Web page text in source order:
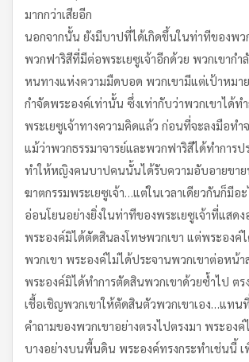
มากกว่าเสียอีก
นอกจากนั้น ยังมีบาปที่ได้เกิดขึ้นในท่าทีของพว
พวกฟาริสีที่มีต่อพระเยซูเจ้าอีกด้วย พวกเขากำ
หนทางแห่งความมืดบอด พวกเขามีแต่เป้าหมา
กำจัดพระองค์เท่านั้น ซึ่งเท่ากับว่าพวกเขาได้ท
พระเยซูเจ้าทางความคิดแล้ว ก่อนที่จะลงมือทำ
แม้ว่าพวกธรรมาจารย์และพวกฟาริสีได้ทำการป
ทำให้หญิงคนบาปคนนั้นได้รับความอับอายขาย
ฆาตกรรมพระเยซูเจ้า…แต่ในเวลาเดียวกันก็มีอ
อ่อนโยนอย่างยิ่งในท่าทีของพระเยซูเจ้าที่แสด
พระองค์มิได้ตัดสินลงโทษพวกเขา แต่พระองค์ไ
พวกเขา พระองค์ไม่ได้ประจานพวกเขาต่อหน้
พระองค์มิได้ทำการตัดสินพวกเขาด้วยซ้ำไป ตร
เชื้อเชิญพวกเขาให้ตัดสินตัวพวกเขาเอง…แท
คำถามของพวกเขาอย่างตรงไปตรงมา พระองค์
บางอย่างบนพื้นดิน พระองค์ทรงกระทำเช่นนี้ เ